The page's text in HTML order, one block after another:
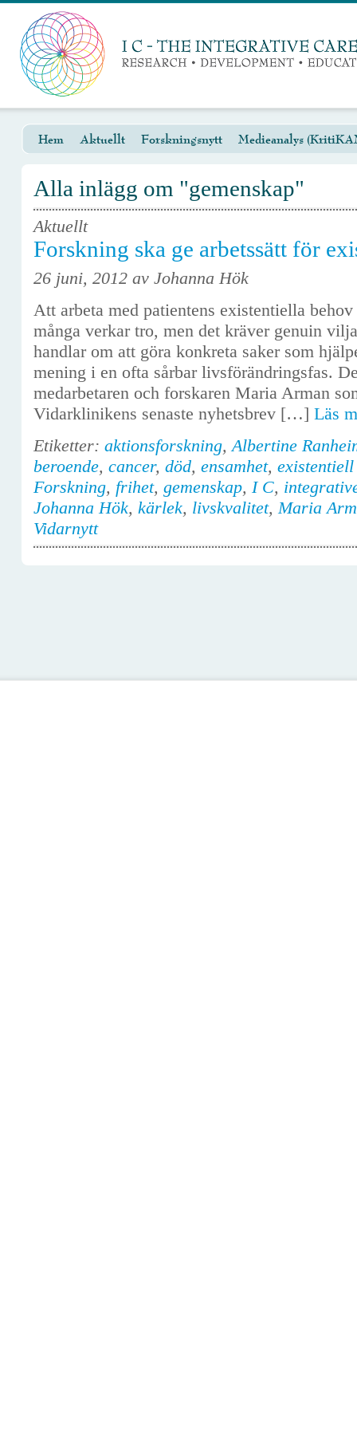
Hem Aktuellt Forskningsnytt Medieanalys
Alla inlägg om "gemenskap"
Aktuellt
Forskning ska ge arbetssätt för
26 juni, 2012 av Johanna Hök
Att arbeta med patientens existentiella
många verkar tro, men det kräver genuin
handlar om att göra konkreta saker som
mening i en ofta sårbar livsförändringsfas.
medarbetaren och forskaren Maria Arman
Vidarklinikens senaste nyhetsbrev […] Läs
Etiketter: aktionsforskning,Albertine
beroende, cancer, död, ensamhet,
Forskning, frihet, gemenskap, I C,
Johanna Hök, kärlek, livskvalitet,Maria
Vidarnytt